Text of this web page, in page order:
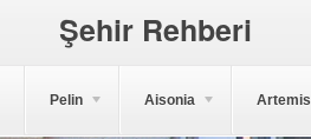
Şehir Rehberi
Pelin Aisonia Artemis